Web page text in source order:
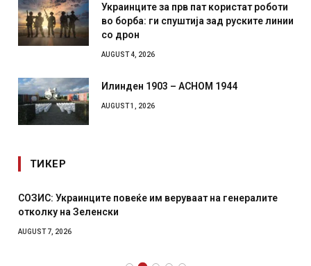
Украинците за прв пат користат роботи
во борба: ги спуштија зад руските линии
со дрон
AUGUST 4, 2026
Илинден 1903 – АСНОМ 1944
AUGUST 1, 2026
ТИКЕР
СОЗИС: Украинците повеќе им веруваат на генералите
отколку на Зеленски
AUGUST 7, 2026